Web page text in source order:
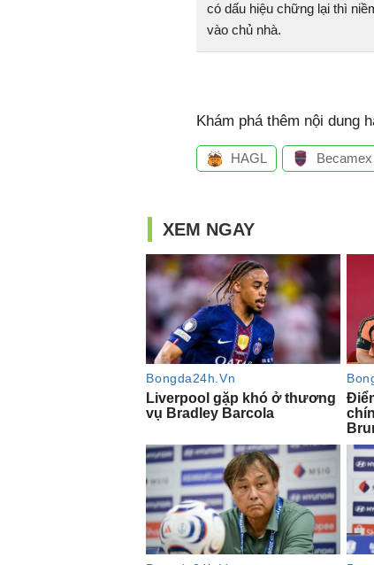
có dấu hiệu chững lại thì
vào chủ nhà.
Khám phá thêm nội dung
HAGL